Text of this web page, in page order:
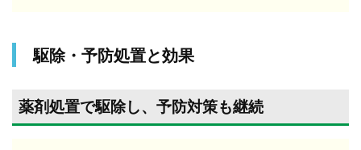
駆除・予防処置と効果
薬剤処置で駆除し、予防対策も継続